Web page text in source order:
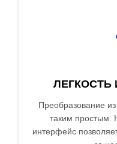
ЛЕГКОСТЬ
Преобразование
таким простым.
интерфейс